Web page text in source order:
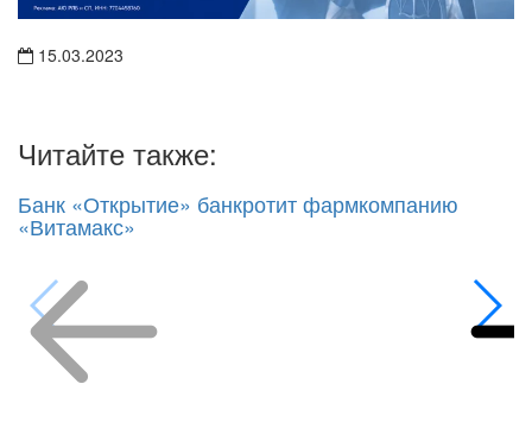
15.03.2023
Читайте также:
Банк «Открытие» банкротит фармкомпанию
«Витамакс»